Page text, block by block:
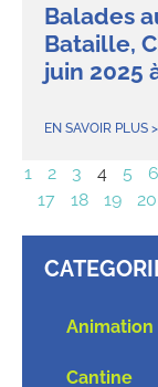
Balades
Bataille,
juin 2025
EN SAVOIR PLUS
1 2 3 4 5 6
17
18 19 20
Animation
Cantine